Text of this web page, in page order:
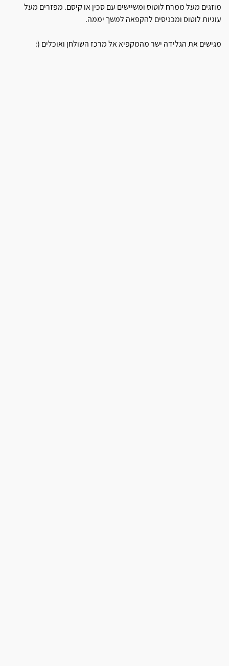
מוזגים מעל ממרח לוטוס ומשיישים עם סכין או קיסם. מפזרים מעל
עוגיות לוטוס ומכניסים להקפאה למשך יממה.
מגישים את הגלידה ישר מהמקפיא אל מרכז השולחן ואוכלים (: